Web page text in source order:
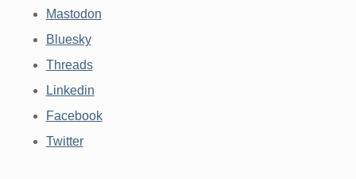
Mastodon
Bluesky
Threads
Linkedin
Facebook
Twitter